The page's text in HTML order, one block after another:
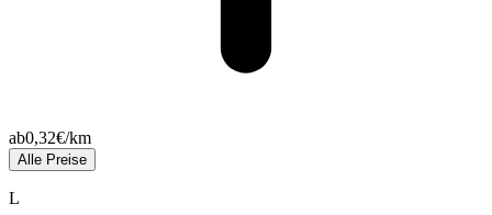
ab0,32€/km
Alle Preise
L